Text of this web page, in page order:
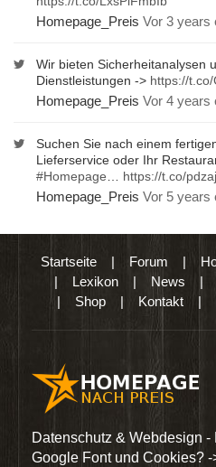
Homepage_Preis Vor 3 years
Wir bieten Sicherheitanalysen
Dienstleistungen -> https://
Homepage_Preis Vor 4 years
Suchen Sie nach einem
Lieferservice oder Ihr
#Homepage
https://t.co/
Homepage_Preis Vor 5 years
Startseite| Forum |
| Lexikon | News |
| Shop | Kontakt |
Datenschutz & Webdesign
Google Font und Cookies? -